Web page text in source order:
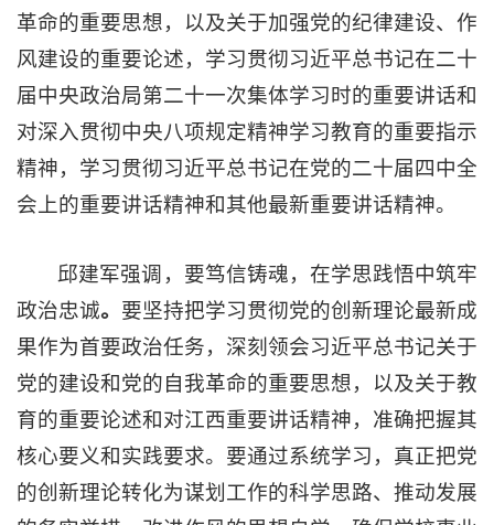
革命的重要思想，以及关于加强党的纪律建设、作
风建设的重要论述，学习贯彻习近平总书记在二十
届中央政治局第二十一次集体学习时的重要讲话和
对深入贯彻中央八项规定精神学习教育的重要指示
精神，学习贯彻习近平总书记在党的二十届四中全
会上的重要讲话精神和其他最新重要讲话精神。
邱建军强调，要笃信铸魂，在学思践悟中筑牢
政治忠诚。 要坚持把学习贯彻党的创新理论最新成
果作为首要政治任务，深刻领会习近平总书记关于
党的建设和党的自我革命的重要思想，以及关于教
育的重要论述和对江西重要讲话精神，准确把握其
核心要义和实践要求。要通过系统学习，真正把党
的创新理论转化为谋划工作的科学思路、推动发展